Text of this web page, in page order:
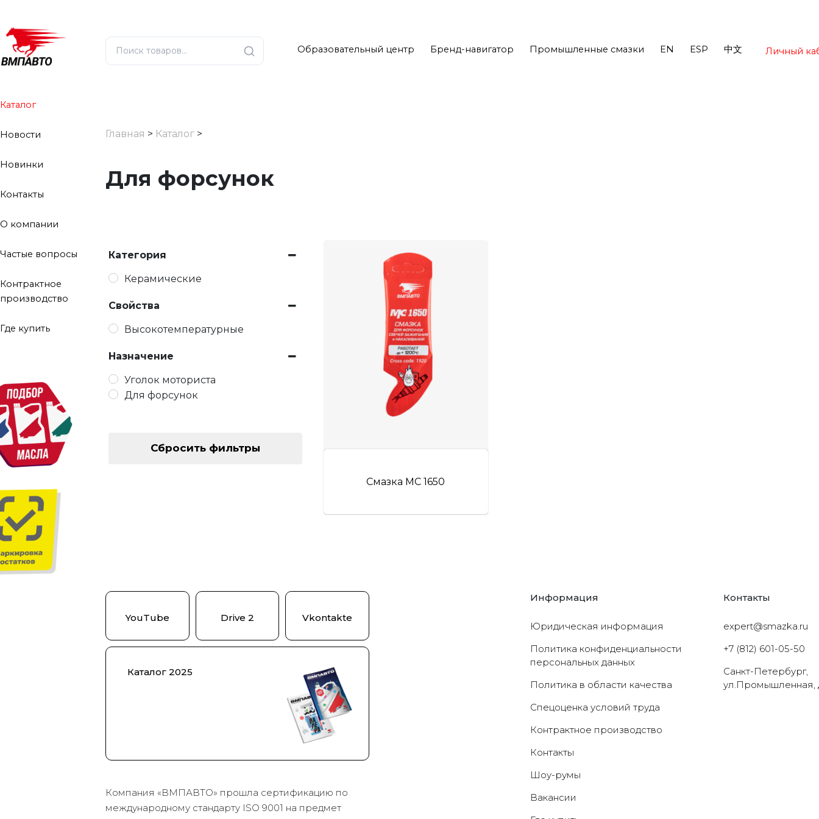
Каталог
Новости
Новинки
Контакты
О компании
Частые вопросы
Контрактное
производство
Где купить
Образовательный центр Бренд-навигатор Промышленные смазки EN ESP 中文 Личный
Главная > Каталог>
Для форсунок
Категория
Керамические
Свойства
Высокотемпературные
Назначение
Уголок моториста
Для форсунок
Сбросить фильтры
Смазка МС 1650
YouTube Drive 2 Vkontakte
Каталог 2025
Компания «ВМПАВТО» прошла сертификацию по
международному стандарту ISO 9001 на предмет
Информация
Юридическая информация
Политика конфиденциальности
персональных данных
Политика в области качества
Cпецоценка условий труда
Контрактное производство
Контакты
Шоу-румы
Вакансии
Контакты
expert@smazka.ru
+7 (812) 601-05-50
Санкт-Петербург,
ул.Промышленная,